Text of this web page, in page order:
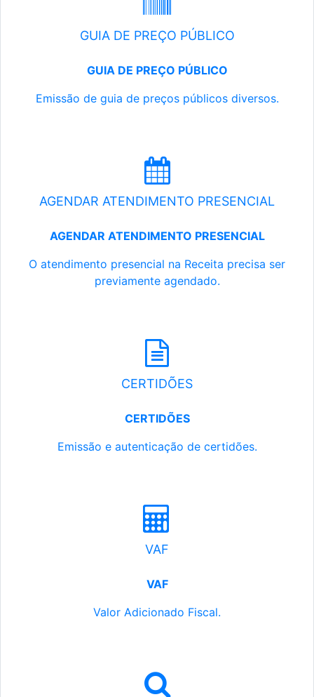
GUIA DE PREÇO PÚBLICO
GUIA DE PREÇO PÚBLICO
Emissão de guia de preços públicos diversos.
AGENDAR ATENDIMENTO PRESENCIAL
AGENDAR ATENDIMENTO PRESENCIAL
O atendimento presencial na Receita precisa ser
previamente agendado.
CERTIDÕES
CERTIDÕES
Emissão e autenticação de certidões.
VAF
VAF
Valor Adicionado Fiscal.